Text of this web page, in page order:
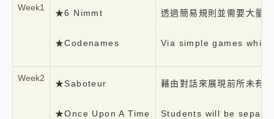
Week1
★6 Nimmt
★Codenames
透過簡易規則並需要大量
Via simple games
Week2
★Saboteur
★Once Upon A Time
藉由對話來展現前所未有
Students will be